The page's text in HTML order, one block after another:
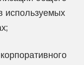
используемых